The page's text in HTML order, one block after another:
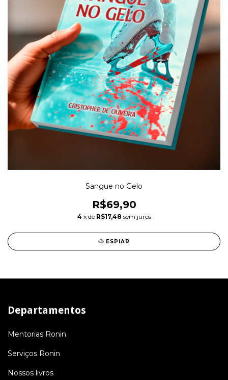
Sangue no Gelo
R$69,90
4 x de R$17,48 sem juros
ESPIAR
Departamentos
Mentorias Ronin
Serviços Ronin
Nossos livros